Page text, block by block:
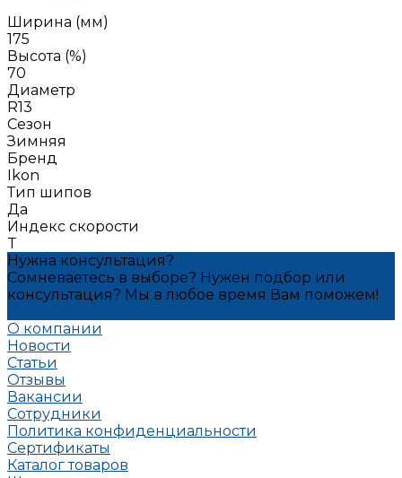
Ширина (мм)
175
Высота (%)
70
Диаметр
R13
Сезон
Зимняя
Бренд
Ikon
Тип шипов
Да
Индекс скорости
T
Нужна консультация?
Сомневаетесь в выборе? Нужен подбор или
консультация? Мы в любое время Вам поможем!
О компании
Новости
Статьи
Отзывы
Вакансии
Сотрудники
Политика конфиденциальности
Сертификаты
Каталог товаров